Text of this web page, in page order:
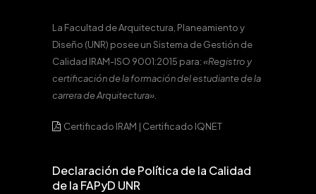
La Facultad de Arquitectura, Planeamiento y
Diseño (UNR) posee un Sistema de Gestión de
Calidad IRAM-ISO 9001:2015 para:«Registro y
certificación de la formación del estudiante de la
carrera de Arquitectura».
Certificado IRAM | Certificado IQNET
Declaración de Política de la Calidad
de la FAPyD UNR